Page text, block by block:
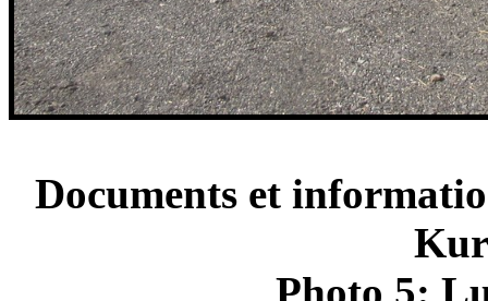
Documents et
Photo 5: